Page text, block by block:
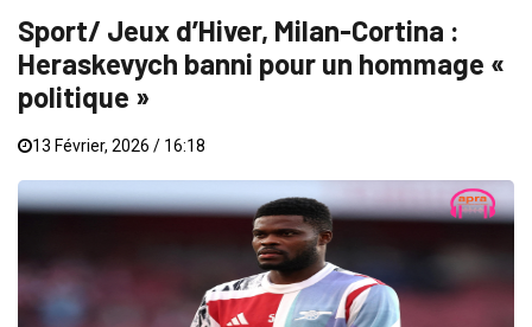
Sport/ Jeux d’Hiver, Milan-Cortina :
Heraskevych banni pour un hommage «
politique »
13 Février, 2026 / 16:18